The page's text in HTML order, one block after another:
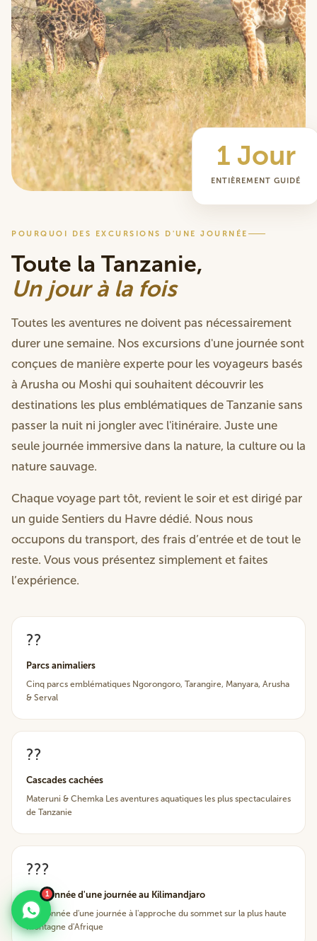
1 Jour
ENTIÈREMENT GUIDÉ
POURQUOI DES EXCURSIONS D'UNE JOURNÉE
Toute la Tanzanie,
Un jour à la fois
Toutes les aventures ne doivent pas nécessairement
durer une semaine. Nos excursions d'une journée sont
conçues de manière experte pour les voyageurs basés
à Arusha ou Moshi qui souhaitent découvrir les
destinations les plus emblématiques de Tanzanie sans
passer la nuit ni jongler avec l'itinéraire. Juste une
seule journée immersive dans la nature, la culture ou la
nature sauvage.
Chaque voyage part tôt, revient le soir et est dirigé par
un guide Sentiers du Havre dédié. Nous nous
occupons du transport, des frais d’entrée et de tout le
reste. Vous vous présentez simplement et faites
l’expérience.
??
Parcs animaliers
Cinq parcs emblématiques Ngorongoro, Tarangire, Manyara, Arusha
& Serval
??
Cascades cachées
Materuni & Chemka Les aventures aquatiques les plus spectaculaires
de Tanzanie
???
Randonnée d'une journée au Kilimandjaro
Randonnée d'une journée à l'approche du sommet sur la plus haute
montagne d'Afrique
1